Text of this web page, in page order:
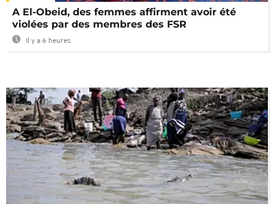
A El-Obeid, des femmes affirment avoir été
violées par des membres des FSR
Il y a 6 heures